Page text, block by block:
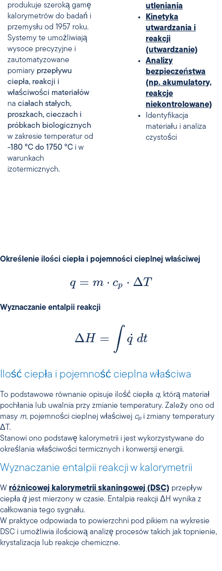
produkuje szeroką gamę
kalorymetrów do badań i
przemysłu od 1957 roku.
Systemy te umożliwiają
wysoce precyzyjne i
zautomatyzowane
pomiary przepływu
ciepła, reakcji i
właściwości materiałów
na ciałach stałych,
proszkach, cieczach i
próbkach biologicznych
w zakresie temperatur od
-180 °C do 1750 °C i w
warunkach
izotermicznych.
utleniania
Kinetyka
utwardzania i
reakcji
(utwardzanie)
Analizy
bezpieczeństwa
(np. akumulatory,
reakcje
niekontrolowane)
Identyfikacja
materiału i analiza
czystości
Określenie ilości ciepła i pojemności cieplnej właściwej
q = m ⋅ cp ⋅ ΔT
Wyznaczanie entalpii reakcji
ΔH = ∫ q
˙ dt
Ilość ciepła i pojemność cieplna właściwa
To podstawowe równanie opisuje ilość ciepła q, którą materiał
pochłania lub uwalnia przy zmianie temperatury. Zależy ono od
masy m, pojemności cieplnej właściwej cₚi zmiany temperatury
ΔT.
Stanowi ono podstawę kalorymetrii i jest wykorzystywane do
określania właściwości termicznych i konwersji energii.
Wyznaczanie entalpii reakcji w kalorymetrii
W różnicowej kalorymetrii skaningowej (DSC) przepływ
ciepła q̇ jest mierzony w czasie. Entalpia reakcji ΔH wynika z
całkowania tego sygnału.
W praktyce odpowiada to powierzchni pod pikiem na wykresie
DSC i umożliwia ilościową analizę procesów takich jak topnienie,
krystalizacja lub reakcje chemiczne.